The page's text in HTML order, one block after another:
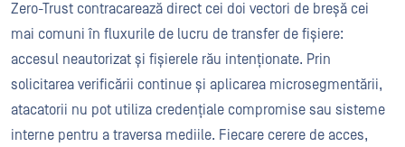
Zero-Trust contracarează direct cei doi vectori de breșă cei
mai comuni în fluxurile de lucru de transfer de fișiere:
accesul neautorizat și fișierele rău intenționate. Prin
solicitarea verificării continue și aplicarea microsegmentării,
atacatorii nu pot utiliza credențiale compromise sau sisteme
interne pentru a traversa mediile. Fiecare cerere de acces,